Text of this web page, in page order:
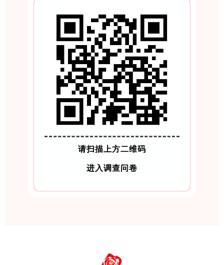
请扫描上方二维码
进入调查问卷